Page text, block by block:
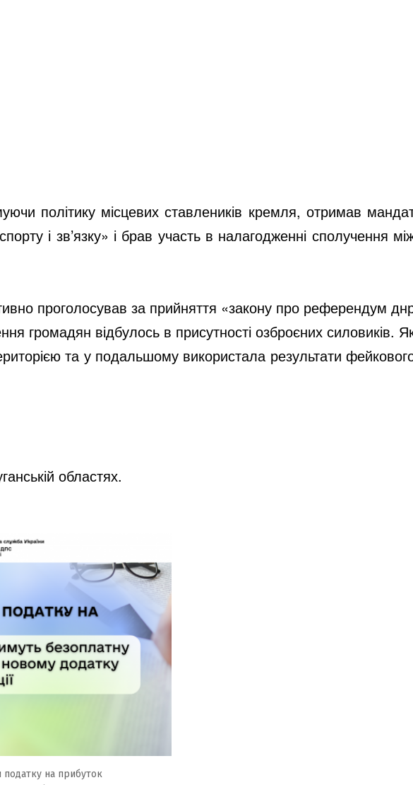
політику місцевих ставлеників кремля, отримав
і зв’язку» і брав участь в налагодженні сполучення
проголосував за прийняття «закону про референдум
громадян відбулось в присутності озброєних силовиків.
та у подальшому використала результати
областях.
податку на прибуток